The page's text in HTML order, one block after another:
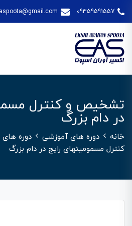
09359591557
تشخیص و کنترل
در دام بزرگ
خانه دوره های آموزشی دوره های
کنترل مسمومیتهای رایج در دام بزرگ